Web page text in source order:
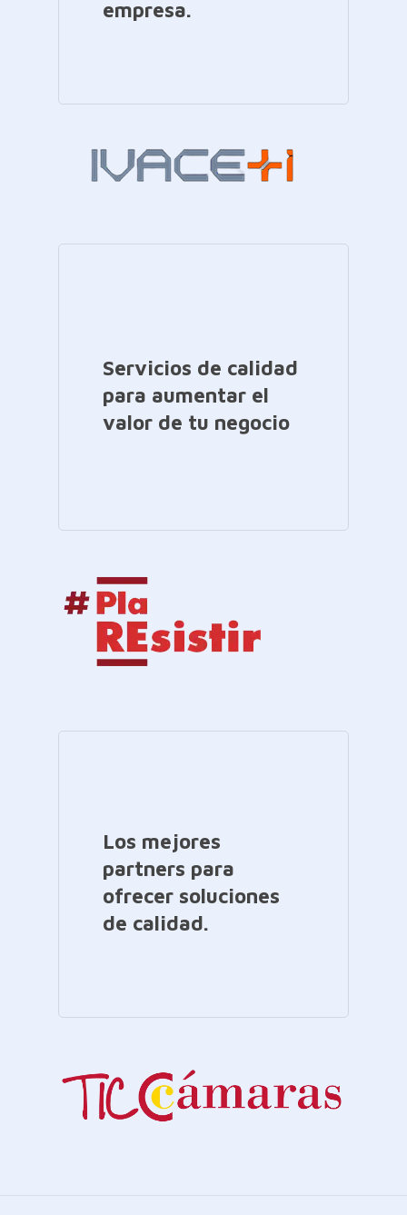
empresa.
Servicios de calidad
para aumentar el
valor de tu negocio
Los mejores
partners para
ofrecer soluciones
de calidad.